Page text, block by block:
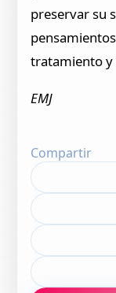
preservar su
tratamiento y
EMJ
Compartir